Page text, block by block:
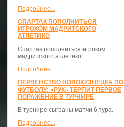
Подробнее...
СПАРТАК ПОПОЛНИТЬСЯ
ИГРОКОМ МАДРИТСКОГО
АТЛЕТИКО
Спартак пополниться игроком
мадритского атлетико
Подробнее...
ПЕРВЕНСТВО НОВОКУЗНЕЦКА ПО
ФУТБОЛУ: «РУК» ТЕРПИТ ПЕРВОЕ
ПОРАЖЕНИЕ В ТУРНИРЕ
В турнире сыграны матчи 6 тура.
Подробнее...